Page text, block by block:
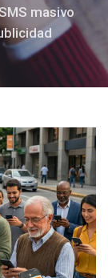
masivo